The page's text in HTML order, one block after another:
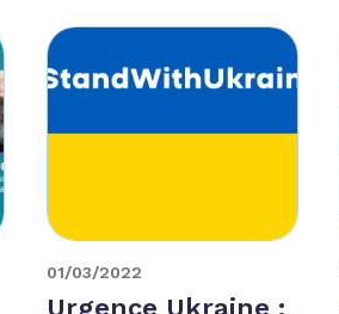
01/03/2022
Urgence Ukraine :